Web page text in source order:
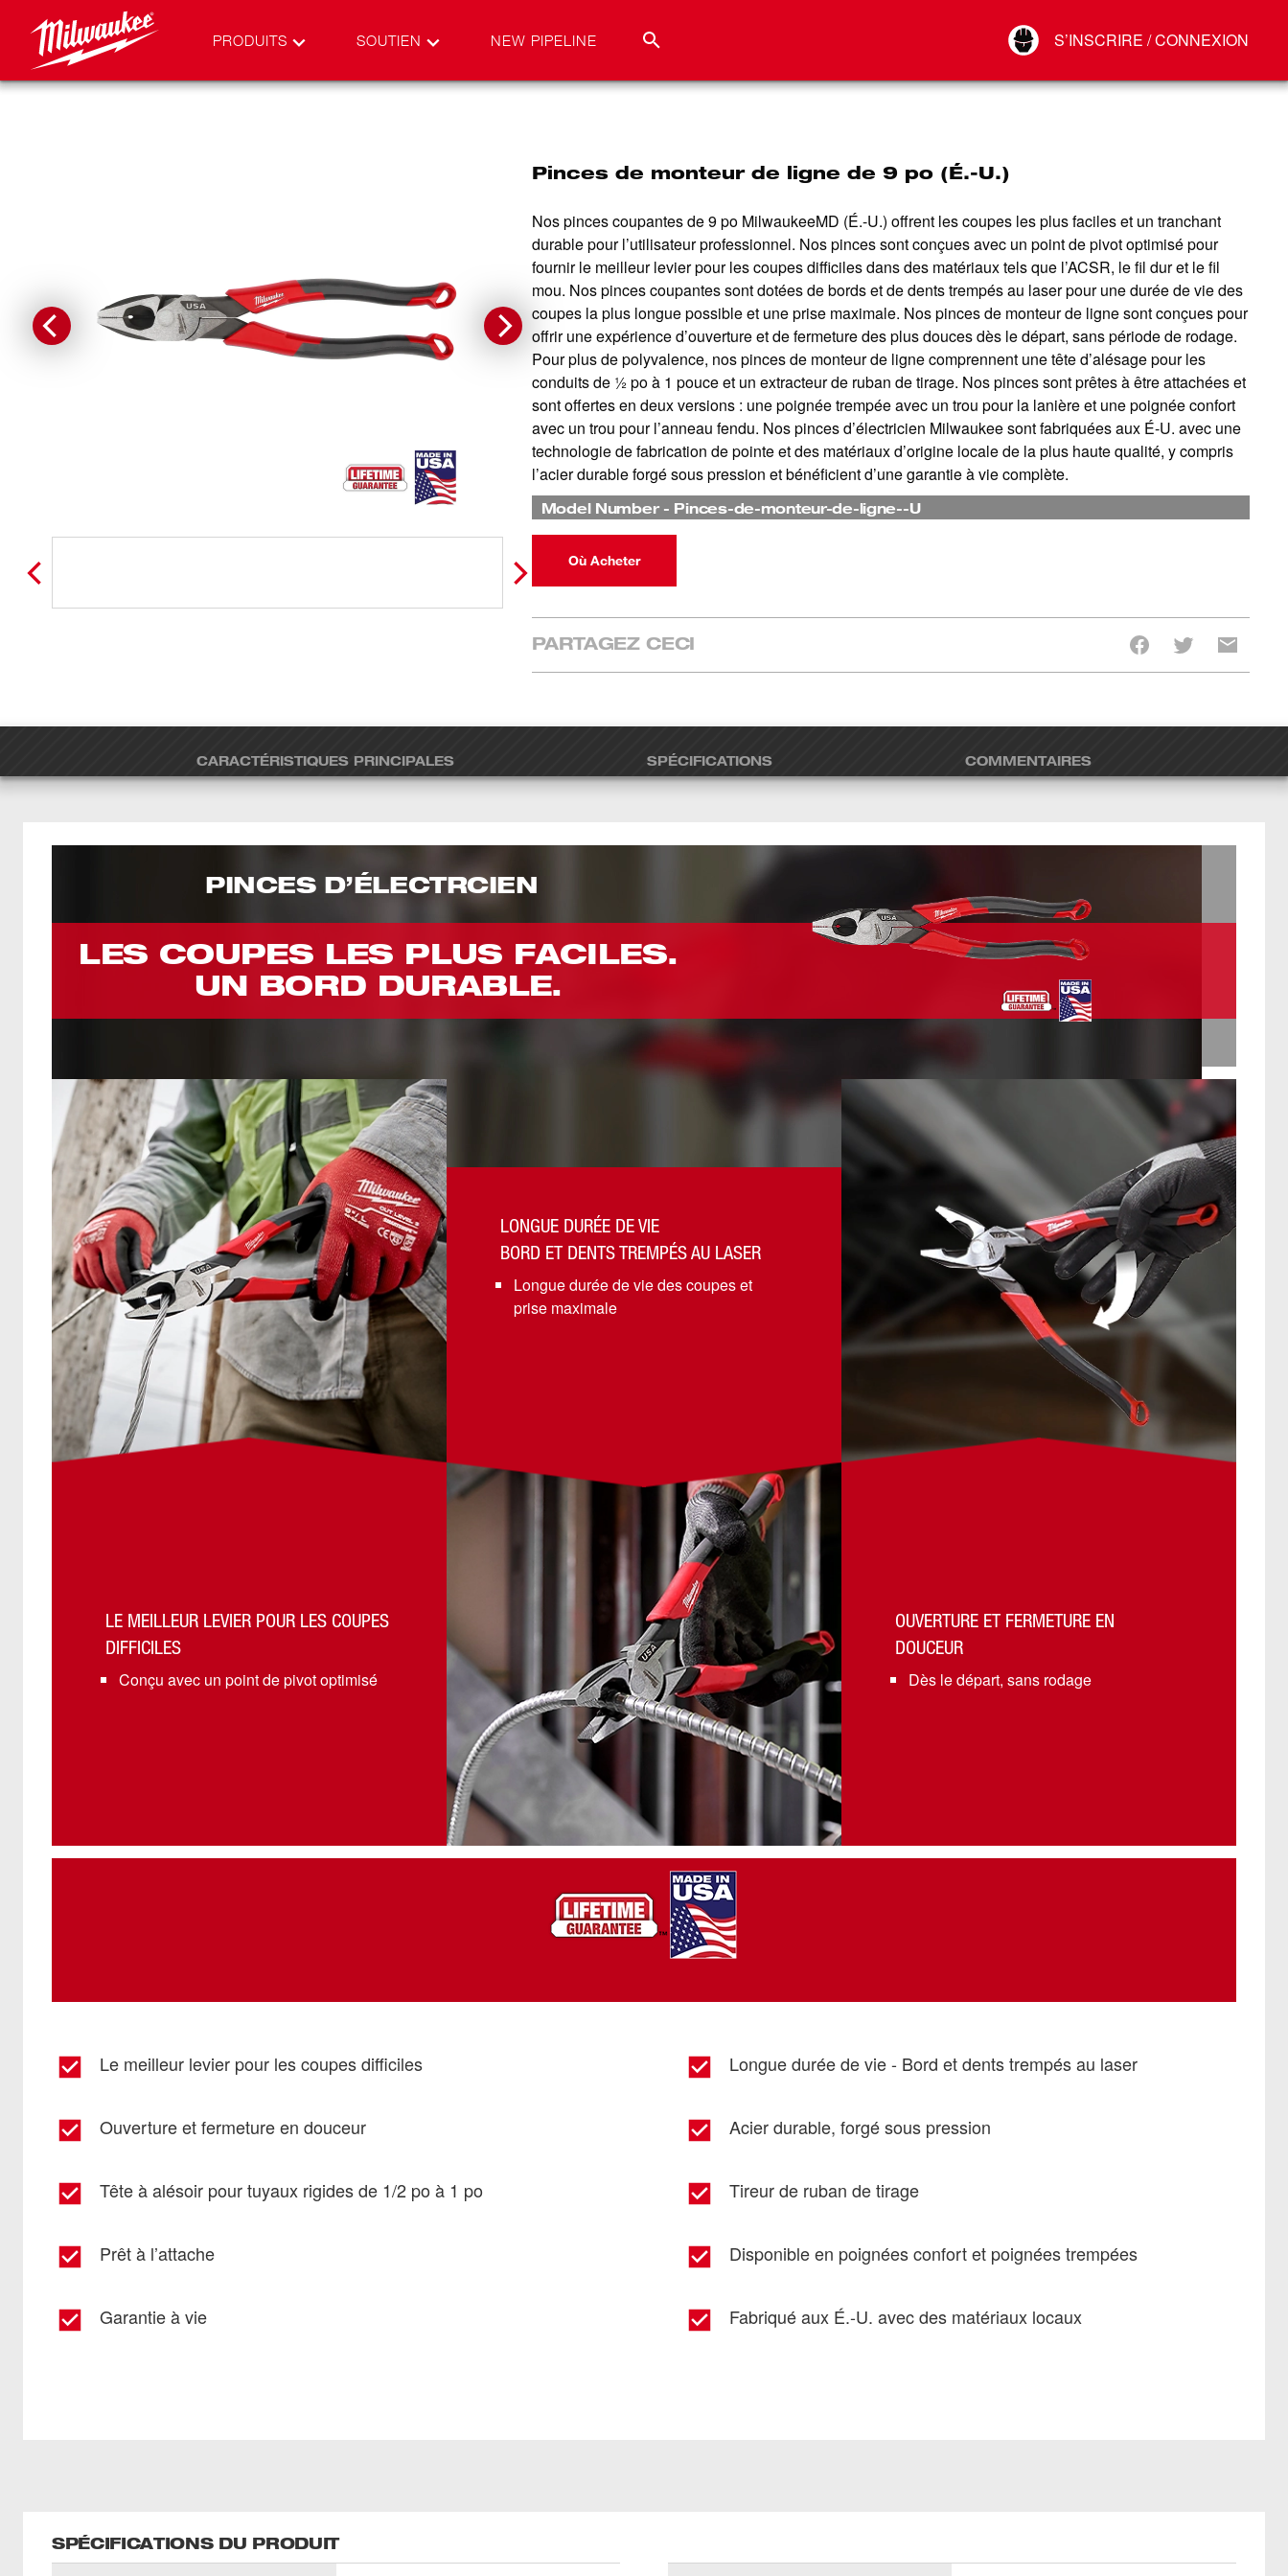
PRODUITS SOUTIEN NEW PIPELINE S’INSCRIRE / CONNEXION
Connect
Pinces de monteur de ligne de 9 po (É.-U.)
Nos pinces coupantes de 9 po MilwaukeeMD (É.-U.) offrent les coupes les plus faciles et un tranchant
durable pour l’utilisateur professionnel. Nos pinces sont conçues avec un point de pivot optimisé pour
fournir le meilleur levier pour les coupes difficiles dans des matériaux tels que l’ACSR, le fil dur et le fil
mou. Nos pinces coupantes sont dotées de bords et de dents trempés au laser pour une durée de vie des
coupes la plus longue possible et une prise maximale. Nos pinces de monteur de ligne sont conçues pour
offrir une expérience d’ouverture et de fermeture des plus douces dès le départ, sans période de rodage.
Pour plus de polyvalence, nos pinces de monteur de ligne comprennent une tête d’alésage pour les
conduits de ½ po à 1 pouce et un extracteur de ruban de tirage. Nos pinces sont prêtes à être attachées et
sont offertes en deux versions : une poignée trempée avec un trou pour la lanière et une poignée confort
avec un trou pour l’anneau fendu. Nos pinces d’électricien Milwaukee sont fabriquées aux É-U. avec une
technologie de fabrication de pointe et des matériaux d’origine locale de la plus haute qualité, y compris
l’acier durable forgé sous pression et bénéficient d’une garantie à vie complète.
Model Number- Pinces-de-monteur-de-ligne--U
Où Acheter
PARTAGEZ CECI
CARACTÉRISTIQUES PRINCIPALES SPÉCIFICATIONS COMMENTAIRES
PINCES D’ÉLECTRCIEN
LES COUPES LES PLUS FACILES.
UN BORD DURABLE.
LE MEILLEUR LEVIER POUR LES COUPES
DIFFICILES
Conçu avec un point de pivot optimisé
LONGUE DURÉE DE VIE
BORD ET DENTS TREMPÉS AU LASER
Longue durée de vie des coupes et
prise maximale
OUVERTURE ET FERMETURE EN
DOUCEUR
Dès le départ, sans rodage
Le meilleur levier pour les coupes difficiles Longue durée de vie - Bord et dents trempés au laser
Ouverture et fermeture en douceur Acier durable, forgé sous pression
Tête à alésoir pour tuyaux rigides de 1/2 po à 1 po Tireur de ruban de tirage
Prêt à l’attache Disponible en poignées confort et poignées trempées
Garantie à vie Fabriqué aux É.-U. avec des matériaux locaux
SPÉCIFICATIONS DU PRODUIT